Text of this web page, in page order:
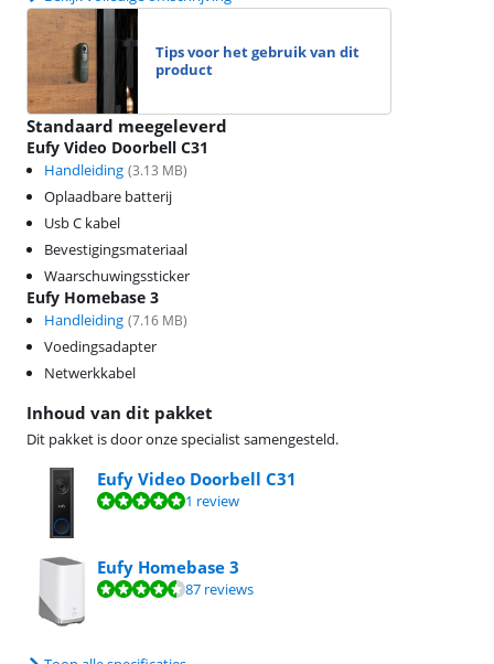
Inhoud van dit pakket
Dit pakket is door onze specialist samengesteld.
Eufy Video Doorbell C31
Beoordeling is 10 van de 10, gebaseerd op 1 review.
1 review
Eufy Homebase 3
Beoordeling is 9,0 van de 10, gebaseerd op 87 reviews.
87 reviews
Tips voor het gebruik van dit
product
Standaard meegeleverd
Eufy Video Doorbell C31
Handleiding (3.13 MB)
Oplaadbare batterij
Usb C kabel
Bevestigingsmateriaal
Waarschuwingssticker
Eufy Homebase 3
Handleiding (7.16 MB)
Voedingsadapter
Netwerkkabel